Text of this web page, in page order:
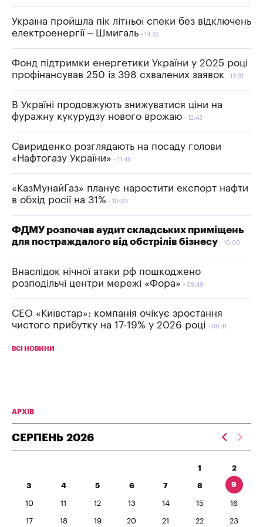
Україна пройшла пік літньої спеки без відключень
електроенергії – Шмигаль
14:32
Фонд підтримки енергетики України у 2025 році
профінансував 250 із 398 схвалених заявок
13:31
В Україні продовжують знижуватися ціни на
фуражну кукурудзу нового врожаю
12:43
Свириденко розглядають на посаду голови
«Нафтогазу України»
11:46
«КазМунайГаз» планує наростити експорт нафти
в обхід росії на 31%
10:03
ФДМУ розпочав аудит складських приміщень
для постраждалого від обстрілів бізнесу
10:00
Внаслідок нічної атаки рф пошкоджено
розподільчі центри мережі «Фора»
09:49
СЕО «Київстар»: компанія очікує зростання
чистого прибутку на 17-19% у 2026 році
09:41
ВСІ НОВИНИ
АРХІВ
СЕРПЕНЬ 2026
1 2
3 4 5 6 7 8 9
10 11 12 13 14 15 16
17 18 19 20 21 22 23